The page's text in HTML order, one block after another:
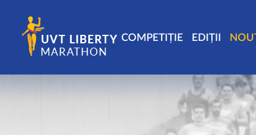
COMPETIȚIE EDIȚII